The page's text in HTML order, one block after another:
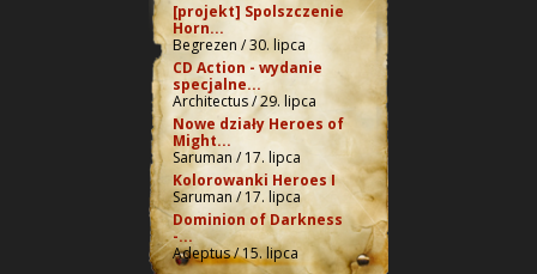
[projekt] Spolszczenie
Horn...
Begrezen / 30. lipca
CD Action - wydanie
specjalne...
Architectus / 29. lipca
Nowe działy Heroes of
Might...
Saruman / 17. lipca
Kolorowanki Heroes I
Saruman / 17. lipca
Dominion of Darkness
-...
Adeptus / 15. lipca